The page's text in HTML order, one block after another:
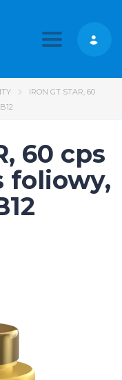
Toggle
IRON GT STAR, 60
60 cps
foliowy,